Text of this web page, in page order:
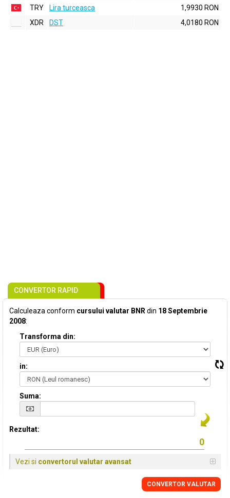
TRY
Lira turceasca
1,9930 RON
XDR
DST 4,0180 RON
CONVERTOR RAPID
Calculeaza conform cursului valutar BNR din 18 Septembrie
2008:
Transforma din:
in:
Suma:
Rezultat:
Vezi si convertorul valutar avansat
CONVERTOR VALUTAR